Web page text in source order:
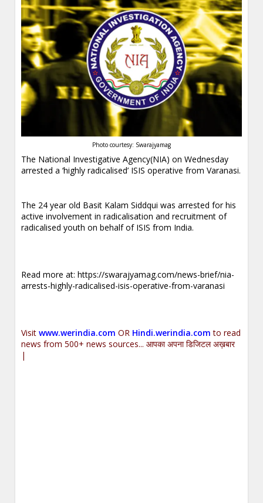
Photo courtesy: Swarajyamag
The National Investigative Agency(NIA) on Wednesday
arrested a ‘highly radicalised’ ISIS operative from Varanasi.
The 24 year old Basit Kalam Siddqui was arrested for his
active involvement in radicalisation and recruitment of
radicalised youth on behalf of ISIS from India.
Read more at:https://swarajyamag.com/news-brief/nia-
arrests-highly-radicalised-isis-operative-from-varanasi
Visitwww.werindia.com OR Hindi.werindia.com to read
news from 500+ news sources... आपका अपना डिजिटल अख़बार
|